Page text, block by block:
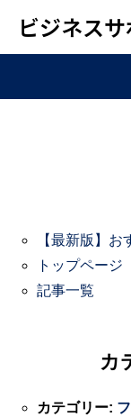
ビジネス
【最新版】
トップページ
記事一覧
カ
カテゴリー: